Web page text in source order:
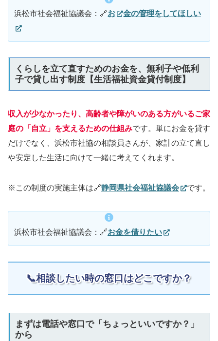
浜松市社会福祉協議会：🔗お 金の管理をしてほしい
くらしを立て直すためのお金を、無利子や低利
子で貸し出す制度【生活福祉資金貸付制度】
収入が少なかったり、高齢者や障がいのある方がいるご家
庭の「自立」を支えるための仕組みです。単にお金を貸す
だけでなく、浜松市社協の相談員さんが、家計の立て直し
や安定した生活に向けて一緒に考えてくれます。
※この制度の実施主体は🔗静岡県社会福祉協議会 です。
浜松市社会福祉協議会：🔗お金を借りたい
📞相談したい時の窓口はどこですか？
まずは電話や窓口で「ちょっといいですか？」
から